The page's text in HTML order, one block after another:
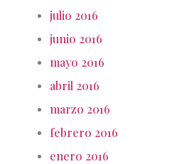
julio 2016
junio 2016
mayo 2016
abril 2016
marzo 2016
febrero 2016
enero 2016